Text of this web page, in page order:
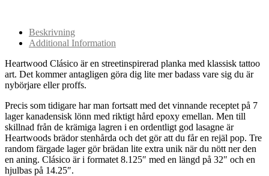
Beskrivning
Additional Information
Heartwood Clásico är en streetinspirerad planka med klassisk tattoo
art. Det kommer antagligen göra dig lite mer badass vare sig du är
nybörjare eller proffs.
Precis som tidigare har man fortsatt med det vinnande receptet på 7
lager kanadensisk lönn med riktigt hård epoxy emellan. Men till
skillnad från de krämiga lagren i en ordentligt god lasagne är
Heartwoods brädor stenhårda och det gör att du får en rejäl pop. Tre
random färgade lager gör brädan lite extra unik när du nött ner den
en aning. Clásico är i formatet 8.125″ med en längd på 32″ och en
hjulbas på 14.25″.